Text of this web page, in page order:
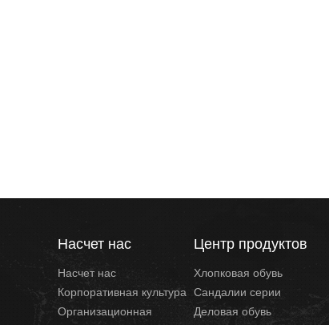
Насчет нас
Насчет нас
Корпоративная культура
Организационная
Центр продуктов
Хлопковая обувь
Сандалии серии
Деловая обувь